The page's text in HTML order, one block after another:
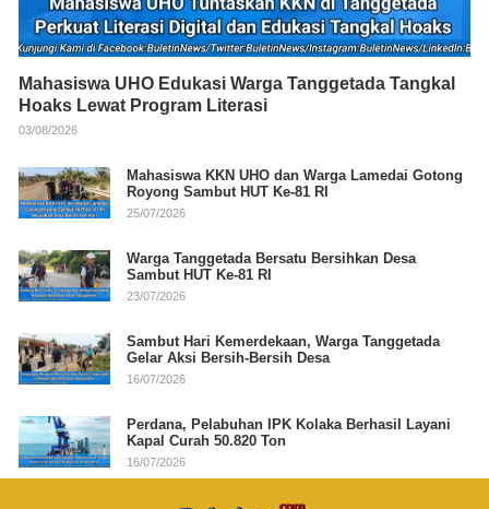
Mahasiswa UHO Edukasi Warga Tanggetada Tangkal
Hoaks Lewat Program Literasi
03/08/2026
Mahasiswa KKN UHO dan Warga Lamedai Gotong
Royong Sambut HUT Ke-81 RI
25/07/2026
Warga Tanggetada Bersatu Bersihkan Desa
Sambut HUT Ke-81 RI
23/07/2026
Sambut Hari Kemerdekaan, Warga Tanggetada
Gelar Aksi Bersih-Bersih Desa
16/07/2026
Perdana, Pelabuhan IPK Kolaka Berhasil Layani
Kapal Curah 50.820 Ton
16/07/2026